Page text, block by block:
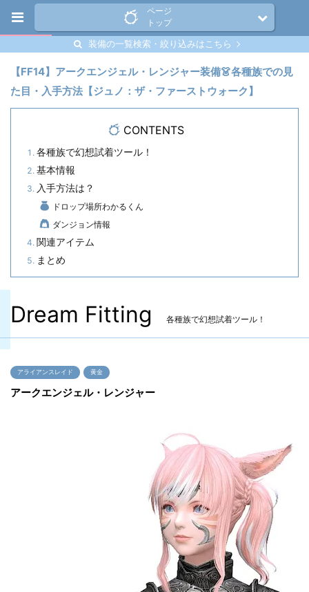
ページ
トップ
装備の一覧検索・絞り込みはこちら
【FF14】アークエンジェル・レンジャー装備👗各種族での見
た目・入手方法【ジュノ：ザ・ファーストウォーク】
CONTENTS
各種族で幻想試着ツール！
基本情報
入手方法は？
ドロップ場所わかるくん
ダンジョン情報
関連アイテム
まとめ
Dream Fitting 各種族で幻想試着ツール！
アライアンスレイド 黄金
アークエンジェル・レンジャー